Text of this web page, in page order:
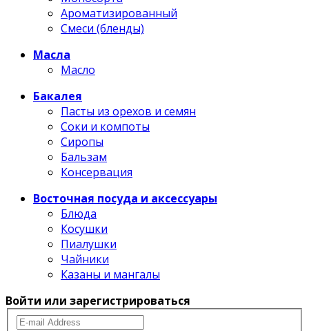
Ароматизированный
Смеси (бленды)
Масла
Масло
Бакалея
Пасты из орехов и семян
Соки и компоты
Сиропы
Бальзам
Консервация
Восточная посуда и аксессуары
Блюда
Косушки
Пиалушки
Чайники
Казаны и мангалы
Войти или зарегистрироваться